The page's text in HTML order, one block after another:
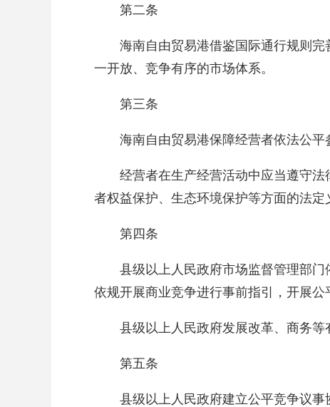
第二条
海南自由贸易港借鉴国际通行规则
一开放、竞争有序的市场体系。
第三条
海南自由贸易港保障经营者依法公平
经营者在生产经营活动中应当遵守
者权益保护、生态环境保护等方面的法定
第四条
县级以上人民政府市场监督管理部
依规开展商业竞争进行事前指引，开展公
县级以上人民政府发展改革、商务等
第五条
县级以上人民政府建立公平竞争议事